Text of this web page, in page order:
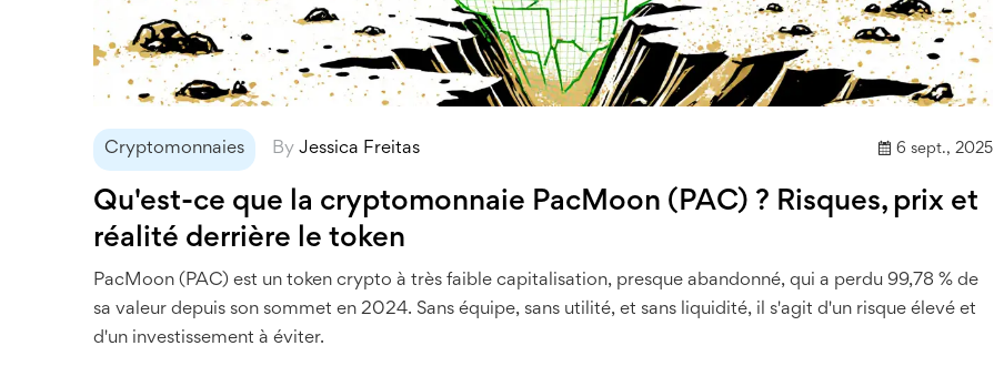
Cryptomonnaies By Jessica Freitas 6 sept., 2025
Qu'est-ce que la cryptomonnaie PacMoon (PAC) ? Risques, prix et
réalité derrière le token
PacMoon (PAC) est un token crypto à très faible capitalisation, presque abandonné, qui a perdu 99,78 % de
sa valeur depuis son sommet en 2024. Sans équipe, sans utilité, et sans liquidité, il s'agit d'un risque élevé et
d'un investissement à éviter.